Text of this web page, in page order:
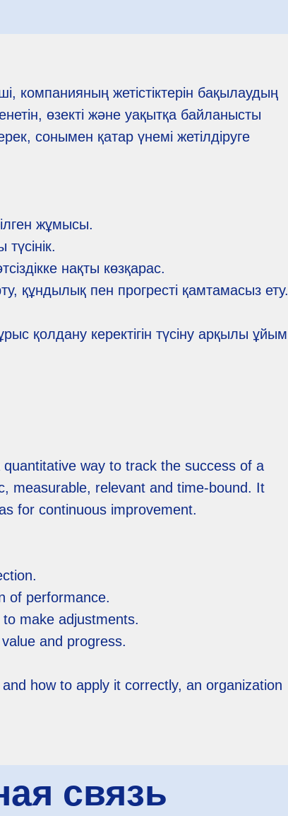
компанияның жетістіктерін бақылаудың
өзекті және уақытқа байланысты
сонымен қатар үнемі жетілдіруге
жұмысы.
нақты көзқарас.
құндылық пен прогресті қамтамасыз ету.
қолдану керектігін түсіну арқылы ұйым
way to track the success of a
measurable, relevant and time-bound. It
for continuous improvement.
of performance.
make adjustments.
and progress.
how to apply it correctly, an organization
связь